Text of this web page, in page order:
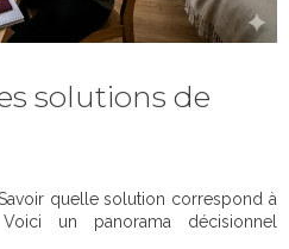
solutions de
quelle solution correspond à
un panorama décisionnel